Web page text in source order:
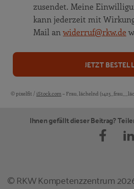
zusendet. Meine
kann jederzeit mit
Mail an widerruf@rkw.de
JETZT
Bildquellen und Copyright-
© pixelfit / iStock.com– Frau, lächelnd
Ihnen gefällt dieser Beitrag?
© RKW Kompetenzzentrum